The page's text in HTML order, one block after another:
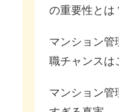
の重要性とは
マンション管
職チャンスは
マンション管